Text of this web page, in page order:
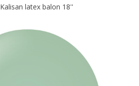
Kalisan latex balon 18''